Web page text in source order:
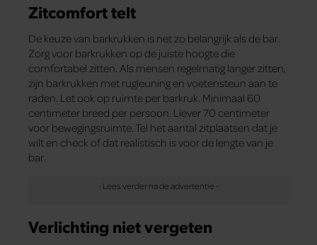
Zitcomfort telt
De keuze van barkrukken is net zo belangrijk als de bar.
Zorg voor barkrukken op de juiste hoogte die
comfortabel zitten. Als mensen regelmatig langer zitten,
zijn barkrukken met rugleuning en voetensteun aan te
raden. Let ook op ruimte per barkruk. Minimaal 60
centimeter breed per persoon. Liever 70 centimeter
voor bewegingsruimte. Tel het aantal zitplaatsen dat je
wilt en check of dat realistisch is voor de lengte van je
bar.
Verlichting niet vergeten